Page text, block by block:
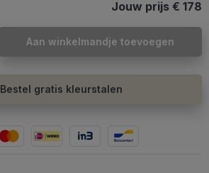
Jouw prijs € 178
Aan winkelmandje toevoegen
Bestel gratis kleurstalen